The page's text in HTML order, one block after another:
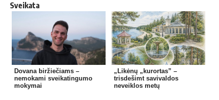
Sveikata
Dovana biržiečiams –
nemokami sveikatingumo
mokymai
„Likėnų „kurortas” –
trisdešimt savivaldos
neveiklos metų